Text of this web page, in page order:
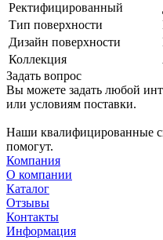
Ректифицированный
Тип поверхности
Дизайн поверхности
Коллекция
Задать вопрос
Вы можете задать любой
или условиям поставки.
Наши квалифицированные
помогут.
Компания
О компании
Каталог
Отзывы
Контакты
Информация